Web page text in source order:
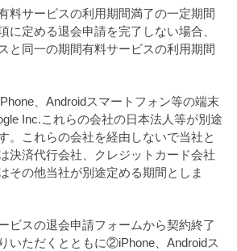
料サービスの利用期間満了の一定期間
に定める退会申請を完了しない場合、
と同一の期間有料サービスの利用期間
、Androidスマートフォン等の端末
Inc.これらの会社の日本法人等が別途
。これらの会社を経由しないで当社と
決済代行会社、クレジットカード会社
その他当社が別途定める期間としま
ビスの退会申請フォームから契約終了
いただくとともに②iPhone、Androidス